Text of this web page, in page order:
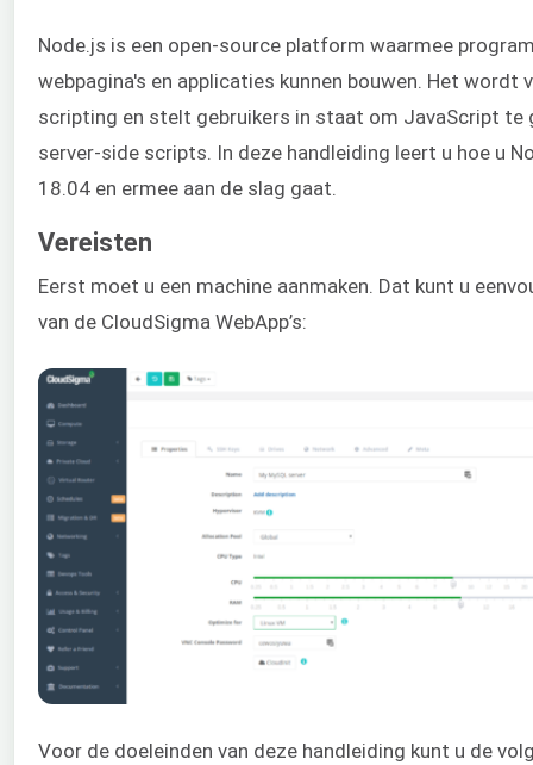
Node.js is een open-source platform waarmee
webpagina's en applicaties kunnen bouwen. Het wordt
scripting en stelt gebruikers in staat om JavaScript te
server-side scripts. In deze handleiding leert u hoe u
18.04 en ermee aan de slag gaat.
Vereisten
Eerst moet u een machine aanmaken. Dat kunt u
van de CloudSigma WebApp’s:
Voor de doeleinden van deze handleiding kunt u de